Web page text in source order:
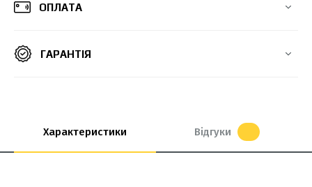
ОПЛАТА
ГАРАНТІЯ
Характеристики Відгуки